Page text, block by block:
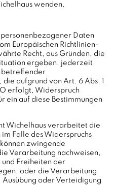
wenden.
Daten
Europäischen Richtlinien-
Recht, aus Gründen, die
ergeben, jederzeit
betreffender
aufgrund von Art. 6 Abs. 1
erfolgt, Widerspruch
ein auf diese Bestimmungen
Wichelhaus verarbeitet die
Falle des Widerspruchs
zwingende
Verarbeitung nachweisen,
und Freiheiten der
oder die Verarbeitung
oder Verteidigung